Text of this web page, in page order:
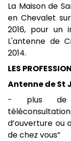
La Maison de
en Chevalet
2016, pour un
L'antenne de
2014.
LES
Antenne de St
- plus de
d’ouverture ou
de chez vous”